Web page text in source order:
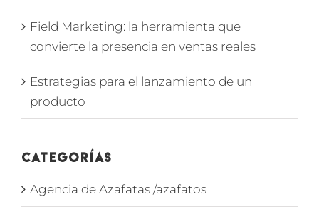
Field Marketing: la herramienta que
convierte la presencia en ventas reales
Estrategias para el lanzamiento de un
producto
Categorías
Agencia de Azafatas /azafatos